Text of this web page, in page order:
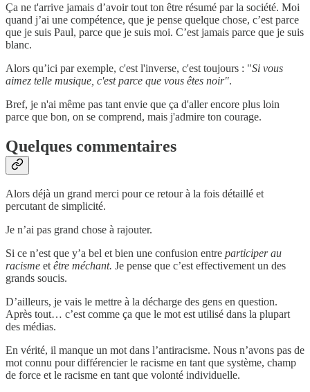
Ça ne t'arrive jamais d’avoir tout ton être résumé par la société. Moi
quand j’ai une compétence, que je pense quelque chose, c’est parce
que je suis Paul, parce que je suis moi. C’est jamais parce que je suis
blanc.
Alors qu’ici par exemple, c'est l'inverse, c'est toujours : "Si vous
aimez telle musique, c'est parce que vous êtes noir".
Bref, je n'ai même pas tant envie que ça d'aller encore plus loin
parce que bon, on se comprend, mais j'admire ton courage.
Quelques commentaires
Alors déjà un grand merci pour ce retour à la fois détaillé et
percutant de simplicité.
Je n’ai pas grand chose à rajouter.
Si ce n’est que y’a bel et bien une confusion entre participer au
racisme etêtre méchant. Je pense que c’est effectivement un des
grands soucis.
D’ailleurs, je vais le mettre à la décharge des gens en question.
Après tout… c’est comme ça que le mot est utilisé dans la plupart
des médias.
En vérité, il manque un mot dans l’antiracisme. Nous n’avons pas de
mot connu pour différencier le racisme en tant que système, champ
de force et le racisme en tant que volonté individuelle.